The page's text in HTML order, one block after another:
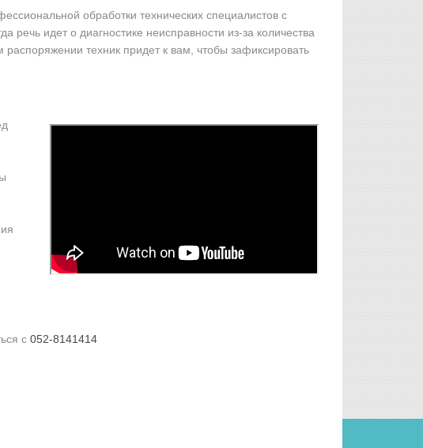
обработки технических специалистов с
идет о диагностике неисправности из-за количества
техник придет к вам, чтобы зафиксировать
с 052-8141414